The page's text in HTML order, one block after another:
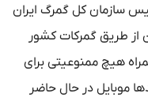
سازمان کل گمرگ ایران
طریق گمرکات کشور
هیچ ممنوعیتی برای
موبایل در حال حاضر